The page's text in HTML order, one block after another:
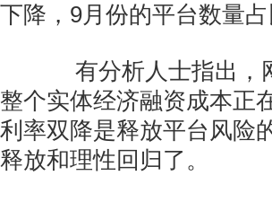
下降，9月份的平台数量
有分析人士指出，
整个实体经济融资成本正
利率双降是释放平台风险
释放和理性回归了。